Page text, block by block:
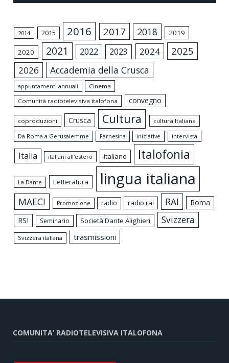
2014 2015 2016 2017 2018 2019
2020 2021 2022 2023 2024 2025
2026 Accademia della Crusca
appuntamenti annuali
Cinema
Comunità radiotelevisiva italofona
convegno
coproduzioni Crusca Cultura
cultura Italiana
Da Roma a Gerusalemme
Farnesina iniziative intervista
Italia italiani all'estero italiano Italofonia
La Dante Letteratura lingua italiana
MAECI Promozione radio radio rai RAI
Roma
RSI
Seminario Società Dante Alighieri Svizzera
Svizzera italiana trasmissioni
COMUNITA’ RADIOTELEVISIVA ITALOFONA